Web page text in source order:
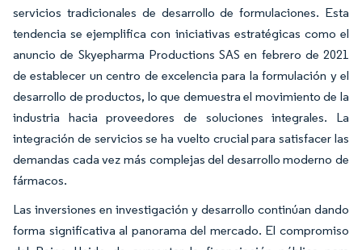
servicios tradicionales de desarrollo de formulaciones. Esta
tendencia se ejemplifica con iniciativas estratégicas como el
anuncio de Skyepharma Productions SAS en febrero de 2021
de establecer un centro de excelencia para la formulación y el
desarrollo de productos, lo que demuestra el movimiento de la
industria hacia proveedores de soluciones integrales. La
integración de servicios se ha vuelto crucial para satisfacer las
demandas cada vez más complejas del desarrollo moderno de
fármacos.
Las inversiones en investigación y desarrollo continúan dando
forma significativa al panorama del mercado. El compromiso